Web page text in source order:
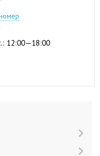
07-47
12:00—18:00